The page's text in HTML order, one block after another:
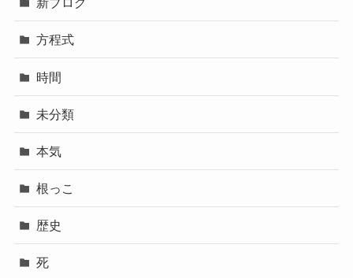
方程式
時間
未分類
本気
根っこ
歴史
死